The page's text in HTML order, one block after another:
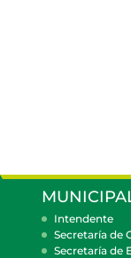
Intendente
Secretaría de
Secretaría de